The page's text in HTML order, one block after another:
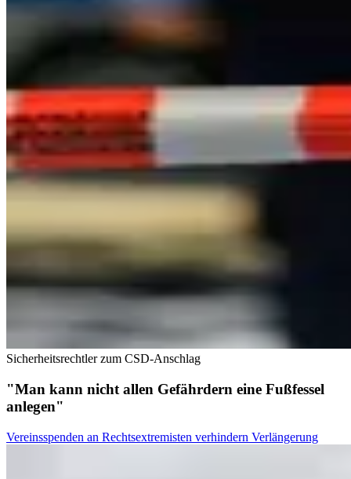
Sicherheitsrechtler zum CSD-Anschlag
"Man kann nicht allen Gefährdern eine Fußfessel
anlegen"
Vereinsspenden an Rechtsextremisten verhindern Verlängerung